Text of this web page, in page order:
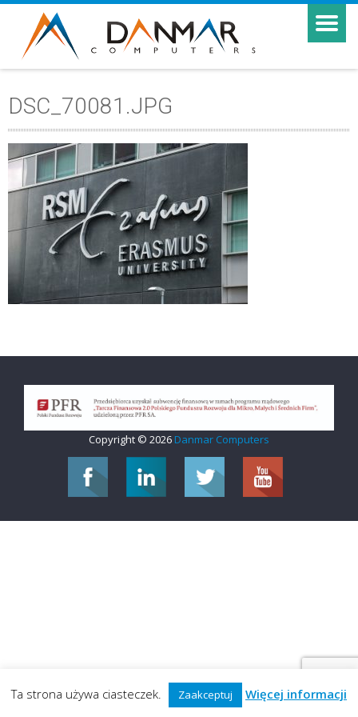
DSC_70081.JPG
Copyright © 2026 Danmar Computers
Ta strona używa ciasteczek. Zaakceptuj Więcej informacji